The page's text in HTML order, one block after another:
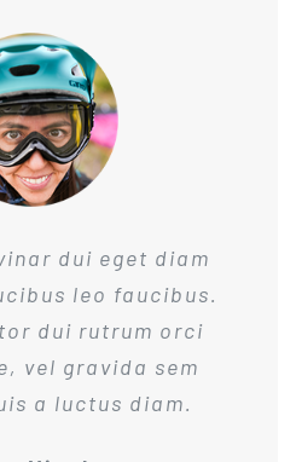
dui eget diam
leo faucibus.
dui rutrum orci
vel gravida sem
a luctus diam.